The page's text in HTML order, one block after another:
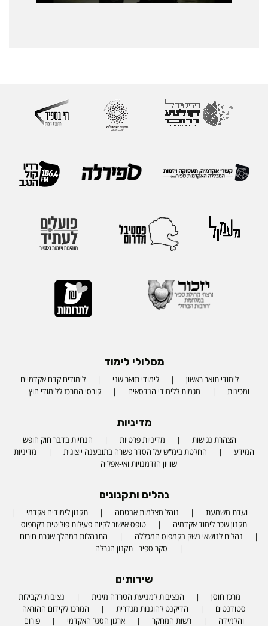
מסלולי לימוד
לימודי תואר ראשון לימודי תואר שני
לימודים קדם אקדמיים
ומכינות
מגמות ללימודי הנדסאים קורסי המרכז ללימודי חוץ
מדיניות
הצהרת נגישות מדיניות פרטיות
הנחיות בדבר חוק חופש
המידע
החלטת בימ"ש על הסדר פשרה בתובענה ייצוגית
מדיניות
שוויון הזדמנויות ואי-אפליה
נהלים ותקנונים
ועדת משמעת נוהל מצלמות אבטחה
תקנון לימודים אקדמי
תקנון שכר לימוד אקדמיה
טופס אישור לקיום פעילות פוליטית בקמפוס
נהלים לנושאי נשק בקמפוס המכללה
התנהלות במהלך שגרת חירום
סקר ספיר - תקנון הגרלה
שירותים
מרכז חוסן הנציבות למניעת הטרדה מינית
נציבות לקבילות
סטודנטים
הדיקנט להוגנות מגדרית
המרכז לקידום ההוראה
והלמידה
רשות המחקר ארגון הסגל האקדמי פורום